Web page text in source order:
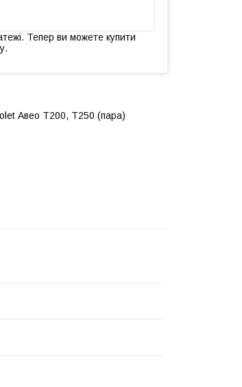
Тепер ви можете купити
Авео Т200, Т250 (пара)